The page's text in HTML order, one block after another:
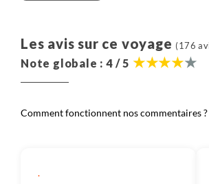
Les avis sur ce voyage (176
Note globale : 4 / 5
Comment fonctionnent nos commentaires ?
.